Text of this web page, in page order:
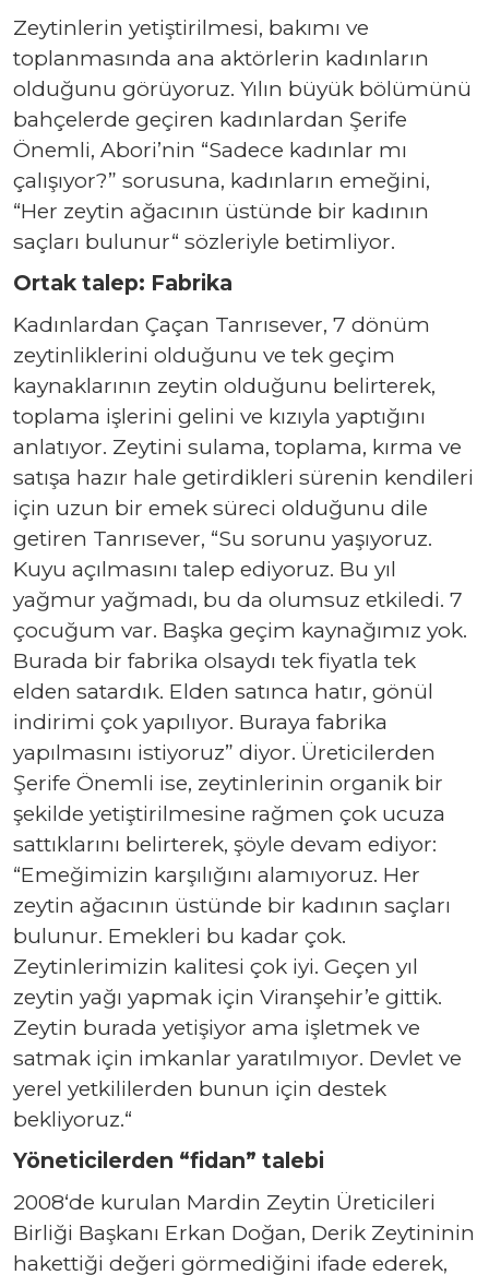
Zeytinlerin yetiştirilmesi, bakımı ve
toplanmasında ana aktörlerin kadınların
olduğunu görüyoruz. Yılın büyük bölümünü
bahçelerde geçiren kadınlardan Şerife
Önemli, Abori’nin “Sadece kadınlar mı
çalışıyor?” sorusuna, kadınların emeğini,
“Her zeytin ağacının üstünde bir kadının
saçları bulunur“ sözleriyle betimliyor.
Ortak talep: Fabrika
Kadınlardan Çaçan Tanrısever, 7 dönüm
zeytinliklerini olduğunu ve tek geçim
kaynaklarının zeytin olduğunu belirterek,
toplama işlerini gelini ve kızıyla yaptığını
anlatıyor. Zeytini sulama, toplama, kırma ve
satışa hazır hale getirdikleri sürenin kendileri
için uzun bir emek süreci olduğunu dile
getiren Tanrısever, “Su sorunu yaşıyoruz.
Kuyu açılmasını talep ediyoruz. Bu yıl
yağmur yağmadı, bu da olumsuz etkiledi. 7
çocuğum var. Başka geçim kaynağımız yok.
Burada bir fabrika olsaydı tek fiyatla tek
elden satardık. Elden satınca hatır, gönül
indirimi çok yapılıyor. Buraya fabrika
yapılmasını istiyoruz” diyor. Üreticilerden
Şerife Önemli ise, zeytinlerinin organik bir
şekilde yetiştirilmesine rağmen çok ucuza
sattıklarını belirterek, şöyle devam ediyor:
“Emeğimizin karşılığını alamıyoruz. Her
zeytin ağacının üstünde bir kadının saçları
bulunur. Emekleri bu kadar çok.
Zeytinlerimizin kalitesi çok iyi. Geçen yıl
zeytin yağı yapmak için Viranşehir’e gittik.
Zeytin burada yetişiyor ama işletmek ve
satmak için imkanlar yaratılmıyor. Devlet ve
yerel yetkililerden bunun için destek
bekliyoruz.“
Yöneticilerden “fidan” talebi
2008‘de kurulan Mardin Zeytin Üreticileri
Birliği Başkanı Erkan Doğan, Derik Zeytininin
hakettiği değeri görmediğini ifade ederek,